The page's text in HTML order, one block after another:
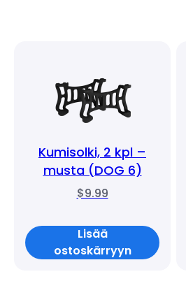
Kumisolki, 2 kpl –
musta (DOG 6)
$9.99
Lisää
ostoskärryyn